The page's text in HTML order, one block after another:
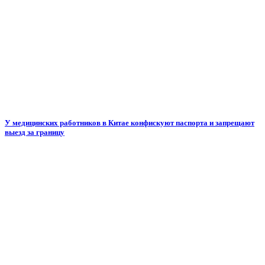
У медицинских работников в Китае конфискуют паспорта и запрещают
выезд за границу